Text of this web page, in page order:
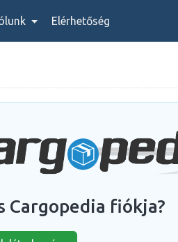
Elérhetőség
Cargopedia fiókja?